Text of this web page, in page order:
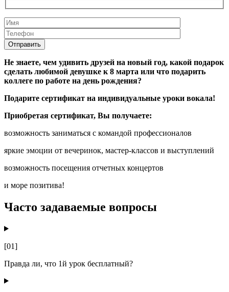
Не знаете, чем удивить друзей на новый год, какой подарок
сделать любимой девушке к 8 марта или что подарить
коллеге по работе на день рождения?
Подарите сертификат на индивидуальные уроки вокала!
Приобретая сертификат, Вы получаете:
возможность заниматься с командой профессионалов
яркие эмоции от вечеринок, мастер-классов и выступлений
возможность посещения отчетных концертов
и море позитива!
Часто задаваемые вопросы
[01]
Правда ли, что 1й урок бесплатный?